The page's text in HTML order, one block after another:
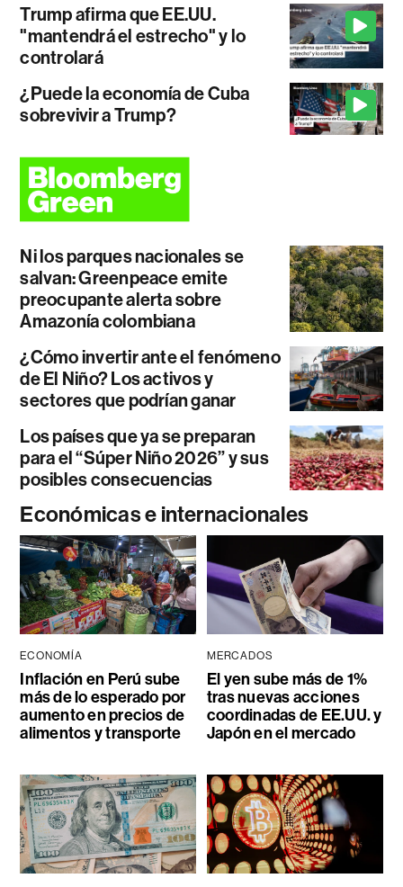
Trump afirma que EE.UU.
"mantendrá el estrecho" y lo
controlará
¿Puede la economía de Cuba
sobrevivir a Trump?
Ni los parques nacionales se
salvan: Greenpeace emite
preocupante alerta sobre
Amazonía colombiana
¿Cómo invertir ante el fenómeno
de El Niño? Los activos y
sectores que podrían ganar
Los países que ya se preparan
para el “Súper Niño 2026” y sus
posibles consecuencias
Económicas e internacionales
ECONOMÍA
Inflación en Perú sube
más de lo esperado por
aumento en precios de
alimentos y transporte
MERCADOS
El yen sube más de 1%
tras nuevas acciones
coordinadas de EE.UU. y
Japón en el mercado